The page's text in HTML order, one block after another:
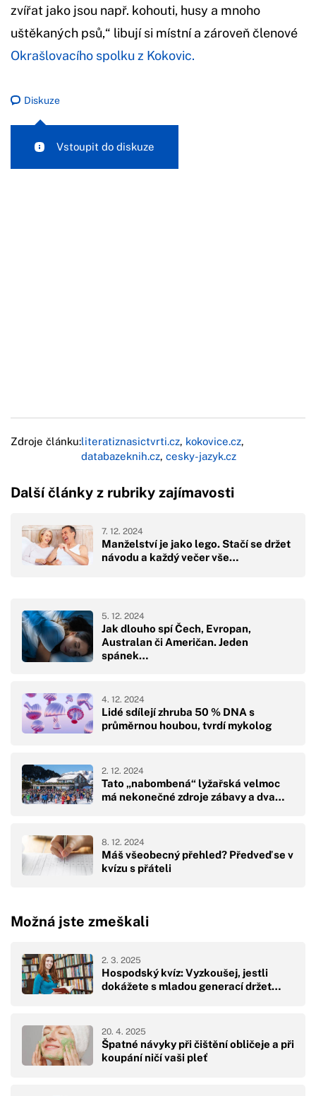
zvířat jako jsou např. kohouti, husy a mnoho
uštěkaných psů,“ libují si místní a zároveň členové
Okrašlovacího spolku z Kokovic.
Diskuze
Vstoupit do diskuze
Zdroje článku:literatiznasictvrti.cz, kokovice.cz,
databazeknih.cz, cesky-jazyk.cz
Další články z rubriky zajímavosti
Manželství je jako lego. Stačí se držet
návodu a každý večer vše…
7. 12. 2024
Jak dlouho spí Čech, Evropan,
Australan či Američan. Jeden
spánek…
5. 12. 2024
Lidé sdílejí zhruba 50 % DNA s
průměrnou houbou, tvrdí mykolog
4. 12. 2024
Tato „nabombená“ lyžařská velmoc
má nekonečné zdroje zábavy a dva…
2. 12. 2024
Máš všeobecný přehled? Předveď se v
kvízu s přáteli
8. 12. 2024
Možná jste zmeškali
Hospodský kvíz: Vyzkoušej, jestli
dokážete s mladou generací držet…
2. 3. 2025
Špatné návyky při čištění obličeje a při
koupání ničí vaši pleť
20. 4. 2025